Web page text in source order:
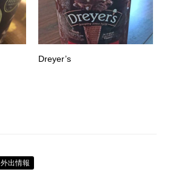
Dreyer’s
外出情報